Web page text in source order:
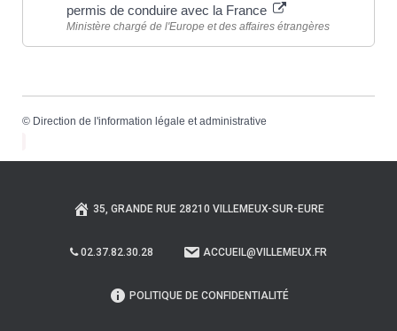
permis de conduire avec la France
Ministère chargé de l'Europe et des affaires étrangères
© Direction de l'information légale et administrative
35, GRANDE RUE 28210 VILLEMEUX-SUR-EURE
02.37.82.30.28 ACCUEIL@VILLEMEUX.FR
POLITIQUE DE CONFIDENTIALITÉ